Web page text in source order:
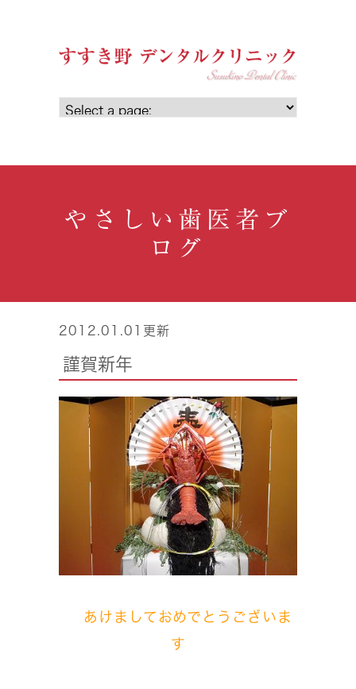
やさしい歯医者ブ
ログ
2012.01.01更新
謹賀新年
あけましておめでとうございま
す